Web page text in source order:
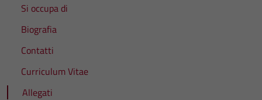
Si occupa di
Biografia
Contatti
Curriculum Vitae
Allegati